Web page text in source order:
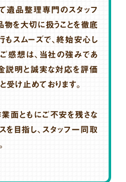
て遺品整理専門のスタッフ
物を大切に扱うことを徹底
もスムーズで、終始安心し
ご感想は、当社の強みであ
説明と誠実な対応を評価
受け止めております。
業面ともにご不安を残さな
を目指し、スタッフ一同取